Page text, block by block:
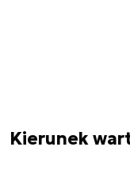
Kierunek